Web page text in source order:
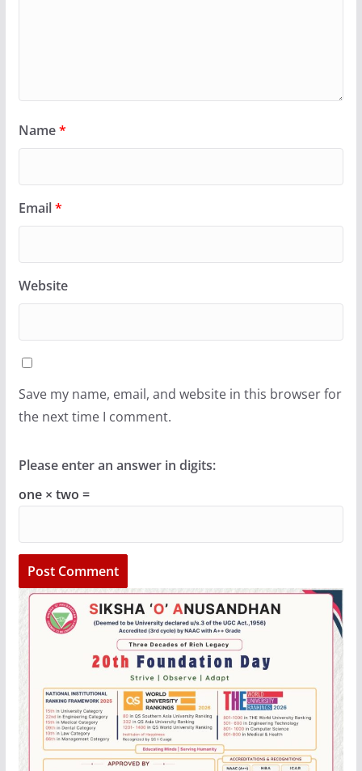
Name*
Email*
Website
Save my name, email, and website in this browser for
the next time I comment.
Please enter an answer in digits:
one × two =